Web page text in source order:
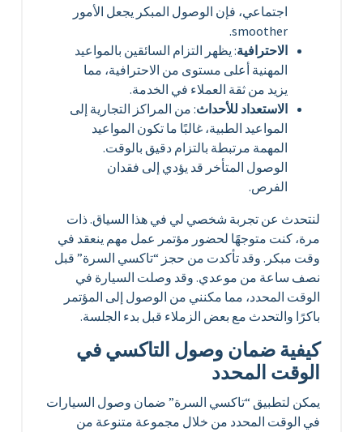
اجتماعي، فإن الوصول المبكر يجعل الأمور
smoother.
الاحترافية: يظهر التزام السائقين بالمواعيد
المهنية أعلى مستوى من الاحترافية، مما
يزيد من ثقة العملاء في الخدمة.
الاستعداد للأحداث: من المراكز التجارية إلى
المواعيد الطبية، غالبًا ما تكون المواعيد
المهمة مرتبطة بالتزام دقيق بالوقت.
الوصول المتأخر قد يؤدي إلى فقدان
الفرص.
لنتحدث عن تجربة شخصي لي في هذا السياق. ذات
مرة، كنت متوجهًا لحضور مؤتمر عمل مهم ينعقد في
وقت مبكر. وقد تأكدت من حجز “تاكسي السرة” قبل
نصف ساعة من موعدي. وقد وصلت السيارة في
الوقت المحدد، مما مكنني من الوصول إلى المؤتمر
باكرًا والتحدث مع بعض الزملاء قبل بدء الجلسة.
كيفية ضمان وصول التاكسي في
الوقت المحدد
يمكن لتطبيق “تاكسي السرة” ضمان وصول السيارات
في الوقت المحدد من خلال مجموعة متنوعة من